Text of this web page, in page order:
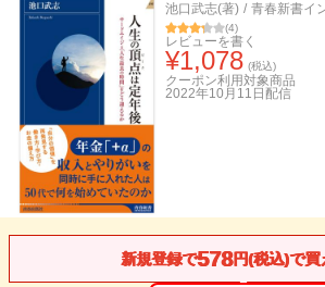
池口武志(著) / 青春新書イ
(4)
レビューを書く
¥1,078 (税込)
クーポン利用対象商品
2022年10月11日 配信
新規登録で578円(税込)で買